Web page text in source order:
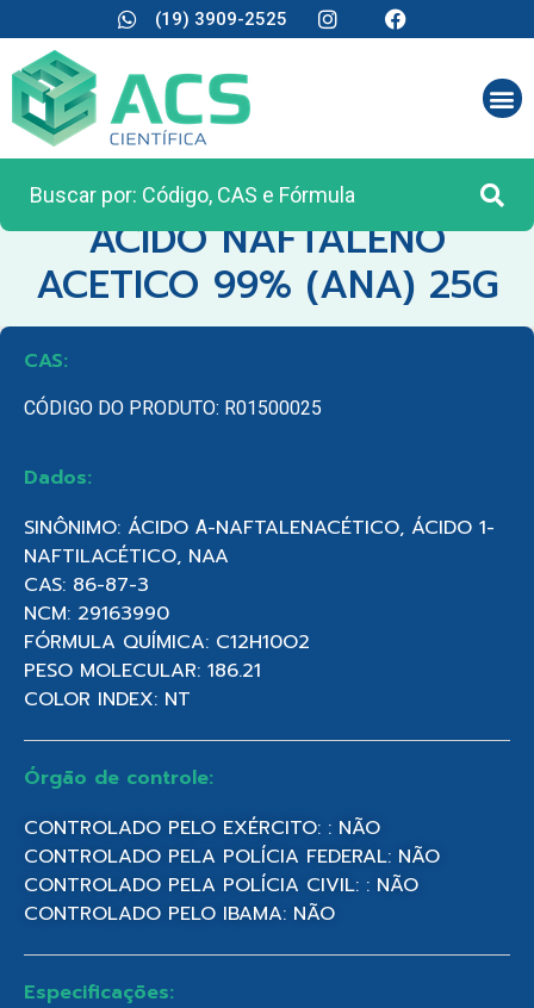
(19) 3909-2525
CATEGORIA:REAGENTES ANALÍTICOS
ACIDO NAFTALENO
ACETICO 99% (ANA) 25G
CAS:
CÓDIGO DO PRODUTO: R01500025
Dados:
SINÔNIMO: ÁCIDO Α-NAFTALENACÉTICO, ÁCIDO 1-
NAFTILACÉTICO, NAA
CAS: 86-87-3
NCM: 29163990
FÓRMULA QUÍMICA: C12H10O2
PESO MOLECULAR: 186.21
COLOR INDEX: NT
Órgão de controle:
CONTROLADO PELO EXÉRCITO: : NÃO
CONTROLADO PELA POLÍCIA FEDERAL: NÃO
CONTROLADO PELA POLÍCIA CIVIL: : NÃO
CONTROLADO PELO IBAMA: NÃO
Especificações: